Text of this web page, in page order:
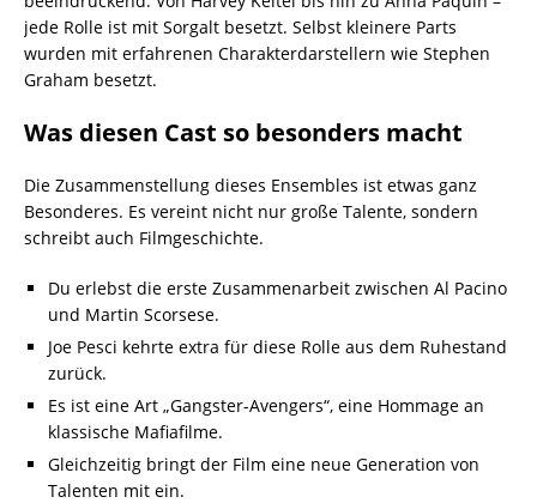
jede Rolle ist mit Sorgalt besetzt. Selbst kleinere Parts
wurden mit erfahrenen Charakterdarstellern wie Stephen
Graham besetzt.
Was diesen Cast so besonders macht
Die Zusammenstellung dieses Ensembles ist etwas ganz
Besonderes. Es vereint nicht nur große Talente, sondern
schreibt auch Filmgeschichte.
Du erlebst die erste Zusammenarbeit zwischen Al Pacino
und Martin Scorsese.
Joe Pesci kehrte extra für diese Rolle aus dem Ruhestand
zurück.
Es ist eine Art „Gangster-Avengers“, eine Hommage an
klassische Mafiafilme.
Gleichzeitig bringt der Film eine neue Generation von
Talenten mit ein.